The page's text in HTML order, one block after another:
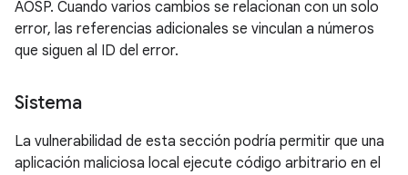
AOSP. Cuando varios cambios se relacionan con un solo
error, las referencias adicionales se vinculan a números
que siguen al ID del error.
Sistema
La vulnerabilidad de esta sección podría permitir que una
aplicación maliciosa local ejecute código arbitrario en el